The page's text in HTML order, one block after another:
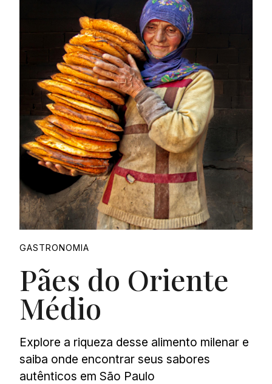
Proudly
GASTRONOMIA
Pães do Oriente
Médio
Explore a riqueza desse alimento milenar e
saiba onde encontrar seus sabores
autênticos em São Paulo